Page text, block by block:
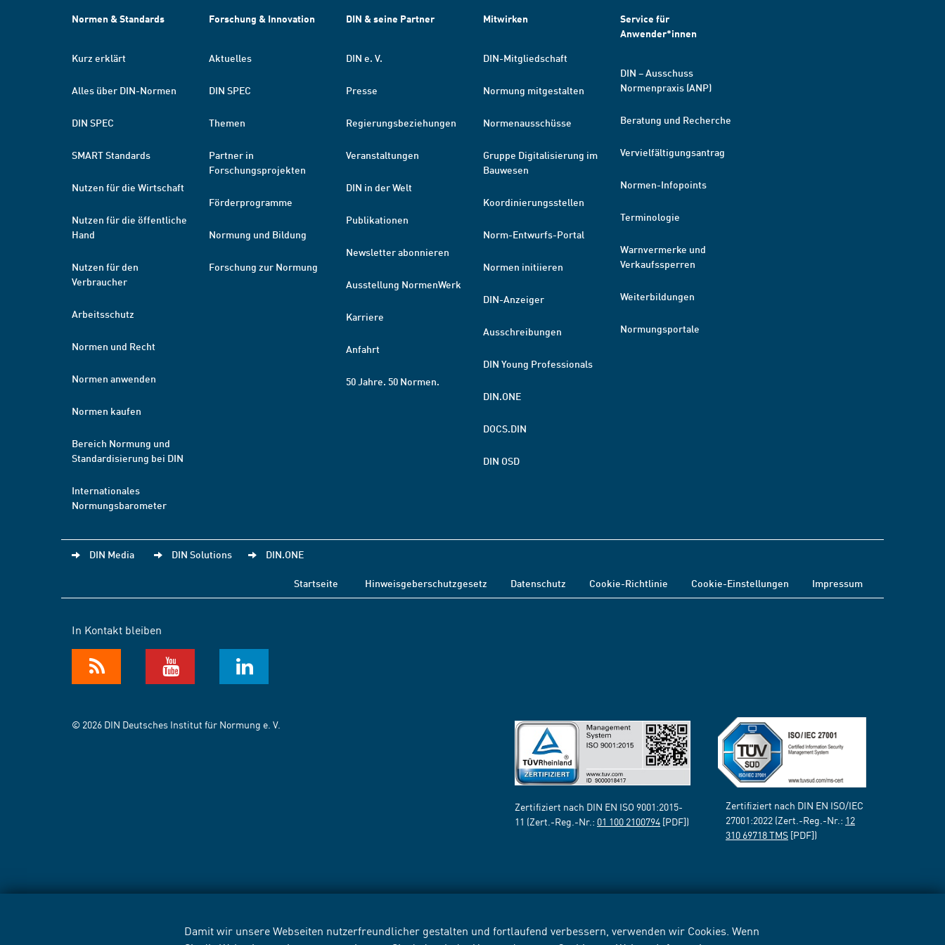
Damit wir unsere Webseiten nutzerfreundlicher gestalten und fortlaufend verbessern, verwenden wir Cookies. Wenn
Normen & Standards
Kurz erklärt
Alles über DIN-Normen
DIN SPEC
SMART Standards
Nutzen für die Wirtschaft
Nutzen für die öffentliche
Hand
Nutzen für den
Verbraucher
Arbeitsschutz
Normen und Recht
Normen anwenden
Normen kaufen
Bereich Normung und
Standardisierung bei DIN
Internationales
Normungsbarometer
Forschung & Innovation
Aktuelles
DIN SPEC
Themen
Partner in
Forschungsprojekten
Förderprogramme
Normung und Bildung
Forschung zur Normung
DIN & seine Partner
DIN e. V.
Presse
Regierungsbeziehungen
Veranstaltungen
DIN in der Welt
Publikationen
Newsletter abonnieren
Ausstellung NormenWerk
Karriere
Anfahrt
50 Jahre. 50 Normen.
Mitwirken
DIN-Mitgliedschaft
Normung mitgestalten
Normenausschüsse
Gruppe Digitalisierung im
Bauwesen
Koordinierungsstellen
Norm-Entwurfs-Portal
Normen initiieren
DIN-Anzeiger
Ausschreibungen
DIN Young Professionals
DIN.ONE
DOCS.DIN
DIN OSD
Service für
Anwender*innen
DIN – Ausschuss
Normenpraxis (ANP)
Beratung und Recherche
Vervielfältigungsantrag
Normen-Infopoints
Terminologie
Warnvermerke und
Verkaufssperren
Weiterbildungen
Normungsportale
DIN Media DIN Solutions DIN.ONE
Startseite Hinweisgeberschutzgesetz Datenschutz Cookie-Richtlinie Cookie-Einstellungen Impressum
In Kontakt bleiben
© 2026 DIN Deutsches Institut für Normung e. V.
Zertifiziert nach DIN EN ISO 9001:2015-
11 (Zert.-Reg.-Nr.: 01 100 2100794 [PDF])
Zertifiziert nach DIN EN ISO/IEC
27001:2022 (Zert.-Reg.-Nr.: 12
310 69718 TMS [PDF])